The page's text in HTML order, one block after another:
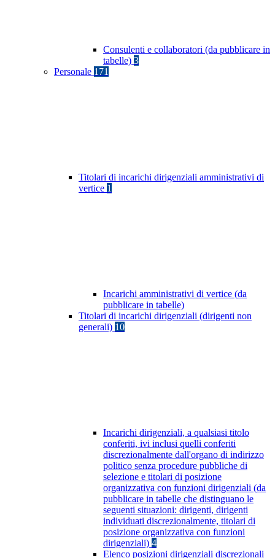
Consulenti e collaboratori (da pubblicare in
tabelle) 3
Personale 171
Titolari di incarichi dirigenziali amministrativi di
vertice 1
Incarichi amministrativi di vertice (da
pubblicare in tabelle)
Titolari di incarichi dirigenziali (dirigenti non
generali) 10
Incarichi dirigenziali, a qualsiasi titolo
conferiti, ivi inclusi quelli conferiti
discrezionalmente dall'organo di indirizzo
politico senza procedure pubbliche di
selezione e titolari di posizione
organizzativa con funzioni dirigenziali (da
pubblicare in tabelle che distinguano le
seguenti situazioni: dirigenti, dirigenti
individuati discrezionalmente, titolari di
posizione organizzativa con funzioni
dirigenziali) 4
Elenco posizioni dirigenziali discrezionali